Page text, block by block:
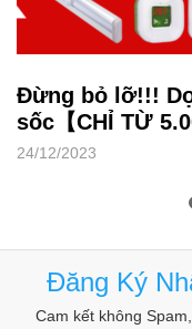
Đừng bỏ lỡ!!!
sốc【CHỈ TỪ
24/12/2023
Đăng Ký
Cam kết không